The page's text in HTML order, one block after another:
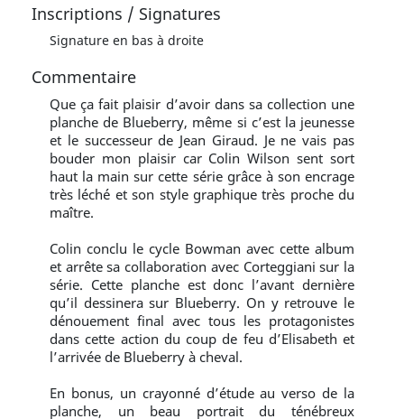
Inscriptions / Signatures
Signature en bas à droite
Commentaire
Que ça fait plaisir d’avoir dans sa collection une
planche de Blueberry, même si c’est la jeunesse
et le successeur de Jean Giraud. Je ne vais pas
bouder mon plaisir car Colin Wilson sent sort
haut la main sur cette série grâce à son encrage
très léché et son style graphique très proche du
maître.
Colin conclu le cycle Bowman avec cette album
et arrête sa collaboration avec Corteggiani sur la
série. Cette planche est donc l’avant dernière
qu’il dessinera sur Blueberry. On y retrouve le
dénouement final avec tous les protagonistes
dans cette action du coup de feu d’Elisabeth et
l’arrivée de Blueberry à cheval.
En bonus, un crayonné d’étude au verso de la
planche, un beau portrait du ténébreux